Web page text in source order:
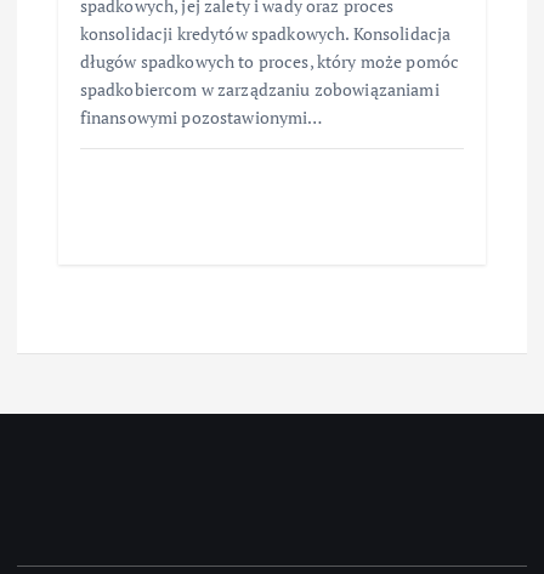
spadkowych, jej zalety i wady oraz proces
konsolidacji kredytów spadkowych. Konsolidacja
długów spadkowych to proces, który może pomóc
spadkobiercom w zarządzaniu zobowiązaniami
finansowymi pozostawionymi…